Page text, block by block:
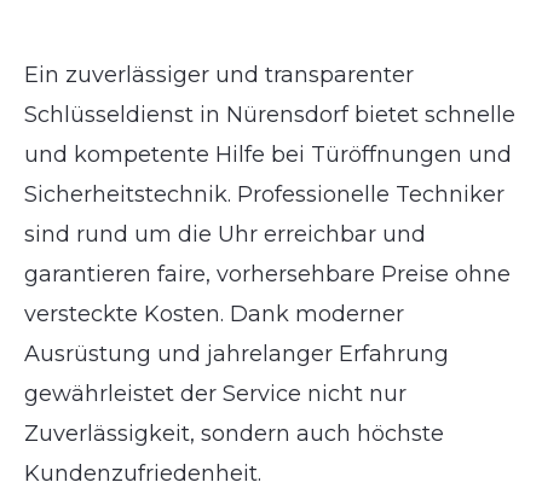
Ein zuverlässiger und transparenter
Schlüsseldienst in Nürensdorf bietet schnelle
und kompetente Hilfe bei Türöffnungen und
Sicherheitstechnik. Professionelle Techniker
sind rund um die Uhr erreichbar und
garantieren faire, vorhersehbare Preise ohne
versteckte Kosten. Dank moderner
Ausrüstung und jahrelanger Erfahrung
gewährleistet der Service nicht nur
Zuverlässigkeit, sondern auch höchste
Kundenzufriedenheit.